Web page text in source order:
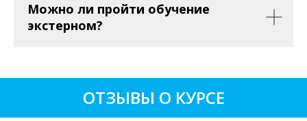
Можно ли пройти обучение
экстерном?
ОТЗЫВЫ О КУРСЕ